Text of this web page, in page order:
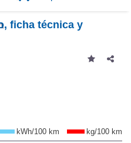
ficha técnica y
kWh/100 km
kg/100 km